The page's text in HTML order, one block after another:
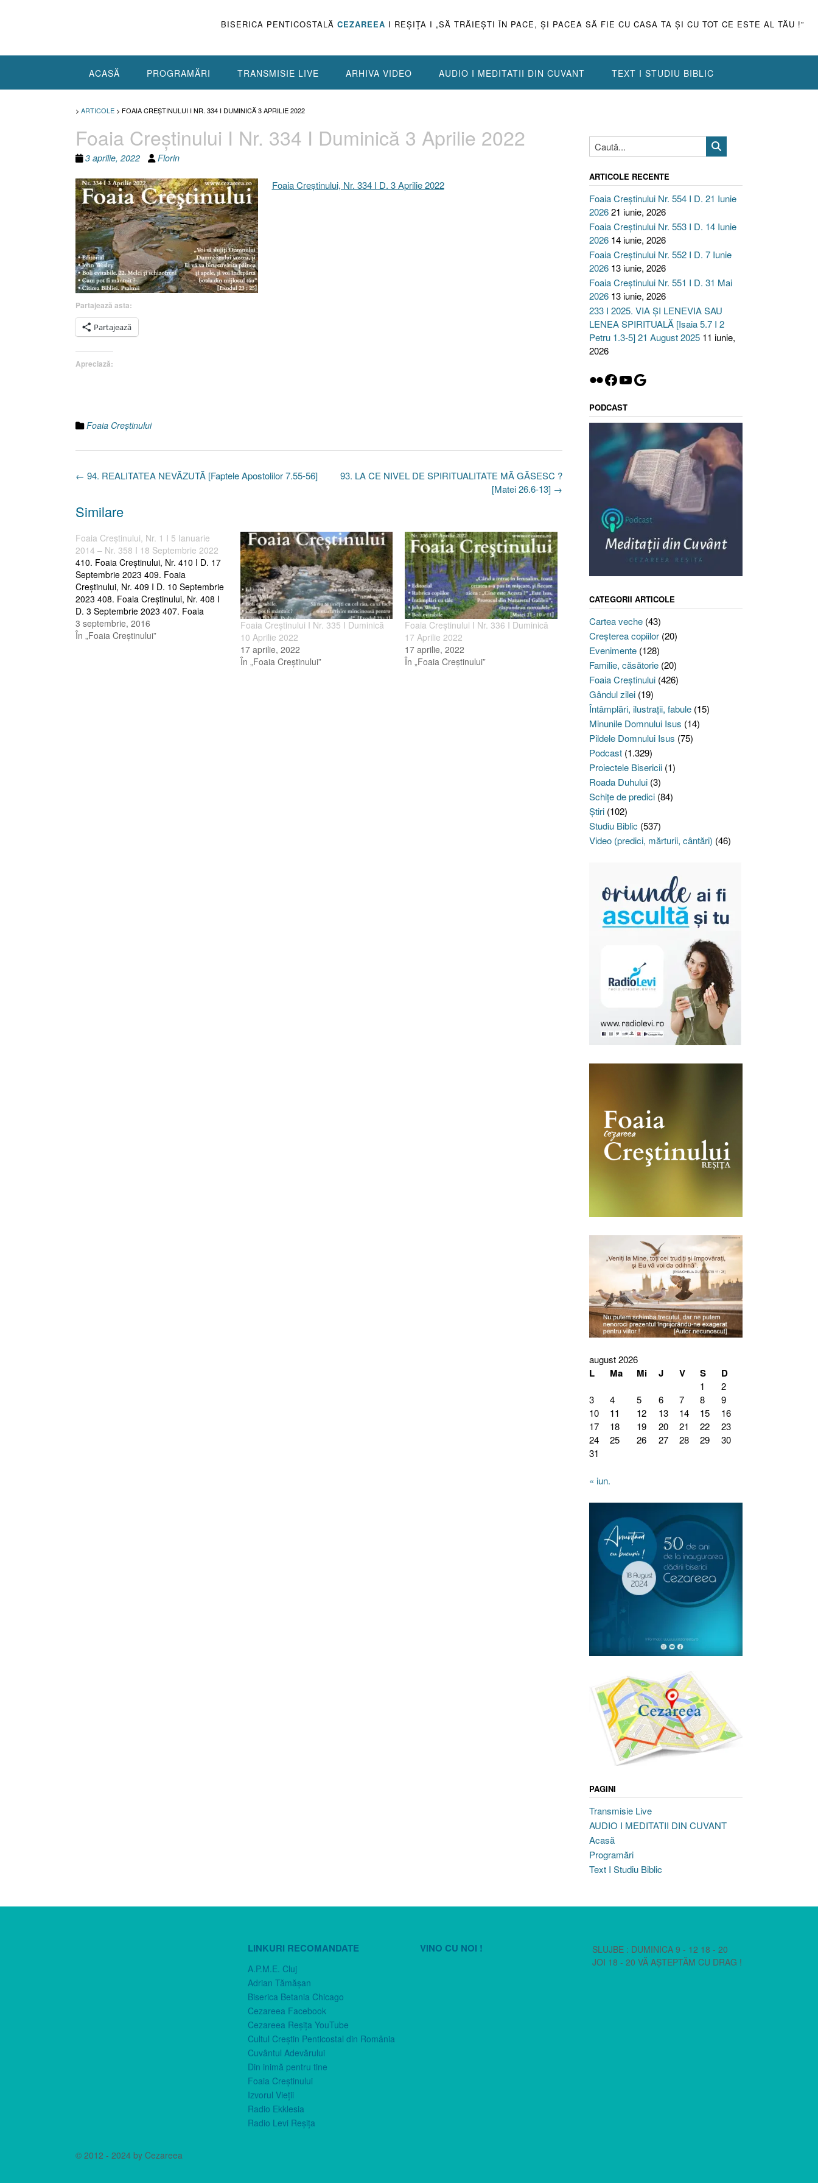
BISERICA PENTICOSTALĂ CEZAREEA I REŞIŢA I „SĂ TRĂIEŞTI ÎN PACE, ŞI PACEA SĂ FIE CU CASA TA ŞI CU TOT CE ESTE AL TĂU !”
ACASĂ PROGRAMĂRI TRANSMISIE LIVE ARHIVA VIDEO AUDIO I MEDITATII DIN CUVANT TEXT I STUDIU BIBLIC
> ARTICOLE > FOAIA CREŞTINULUI I NR. 334 I DUMINICĂ 3 APRILIE 2022
Foaia Creştinului I Nr. 334 I Duminică 3 Aprilie 2022
3 aprilie, 2022 Florin
Foaia Creştinului, Nr. 334 I D. 3 Aprilie 2022
Partajează asta:
Partajează
Apreciază:
Foaia Creştinului
Post
93. LA CE NIVEL DE SPIRITUALITATE MĂ GĂSESC ?
[Matei 26.6-13] →
← 94. REALITATEA NEVĂZUTĂ [Faptele Apostolilor 7.55-56]
Similare
Foaia Creştinului, Nr. 1 I 5 Ianuarie
2014 – Nr. 358 I 18 Septembrie 2022
410. Foaia Creştinului, Nr. 410 I D. 17
Septembrie 2023 409. Foaia
Creştinului, Nr. 409 I D. 10 Septembrie
2023 408. Foaia Creştinului, Nr. 408 I
D. 3 Septembrie 2023 407. Foaia
Creştinului, Nr. 407 I D. 27 August
2023 406. Foaia Creştinului, Nr. 406 I
3 septembrie, 2016
În „Foaia Creştinului”
Foaia Creştinului I Nr. 335 I Duminică
10 Aprilie 2022
17 aprilie, 2022
În „Foaia Creştinului”
Foaia Creştinului I Nr. 336 I Duminică
17 Aprilie 2022
17 aprilie, 2022
În „Foaia Creştinului”
ARTICOLE RECENTE
Foaia Creștinului Nr. 554 I D. 21 Iunie
202621 iunie, 2026
Foaia Creștinului Nr. 553 I D. 14 Iunie
2026 14 iunie, 2026
Foaia Creștinului Nr. 552 I D. 7 Iunie
2026 13 iunie, 2026
Foaia Creștinului Nr. 551 I D. 31 Mai
2026 13 iunie, 2026
233 I 2025. VIA ȘI LENEVIA SAU
LENEA SPIRITUALĂ [Isaia 5.7 I 2
Petru 1.3-5] 21 August 2025 11 iunie,
2026
Flickr
Facebook
YouTube
Google
PODCAST
CATEGORII ARTICOLE
Cartea veche(43)
Creşterea copiilor(20)
Evenimente(128)
Familie, căsătorie(20)
Foaia Creştinului(426)
Gândul zilei(19)
Întâmplări, ilustraţii, fabule(15)
Minunile Domnului Isus (14)
Pildele Domnului Isus (75)
Podcast(1.329)
Proiectele Bisericii(1)
Roada Duhului(3)
Schiţe de predici(84)
Ştiri(102)
Studiu Biblic (537)
Video (predici, mărturii, cântări) (46)
august 2026
L Ma Mi J V S D
1
2
3
4 5 6 7 8
9
10
11 12 13 14 15
16
17
18 19 20 21 22
23
24
25 26 27 28 29
30
31
« iun.
PAGINI
Transmisie Live
AUDIO I MEDITATII DIN CUVANT
Acasă
Programări
Text I Studiu Biblic
LINKURI RECOMANDATE
A.P.M.E. Cluj
Adrian Tămăşan
Biserica Betania Chicago
Cezareea Facebook
Cezareea Reşiţa YouTube
Cultul Creştin Penticostal din România
Cuvântul Adevărului
Din inimă pentru tine
Foaia Creştinului
Izvorul Vieţii
Radio Ekklesia
Radio Levi Reşiţa
VINO CU NOI !
SLUJBE : DUMINICA 9 - 12 18 - 20
JOI 18 - 20 VĂ AȘTEPTĂM CU DRAG !
© 2012 - 2024 by Cezareea